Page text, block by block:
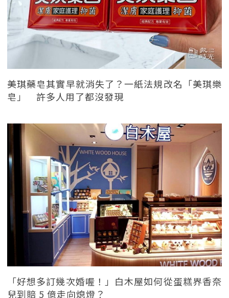
美琪藥皂其實早就消失了？一紙法規改名「美琪樂
皂」 許多人用了都沒發現
「好想多訂幾次婚喔！」白木屋如何從蛋糕界香奈
兒到賠 5 億走向熄燈？